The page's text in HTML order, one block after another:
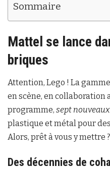
Sommaire
Mattel se lance
briques
Attention, Lego ! La gamme
en scène, en collaboration
programme, sept
plastique et métal pour
Alors, prêt à vous y mettre ?
Des décennies de